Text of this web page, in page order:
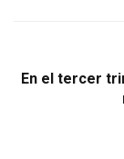
En el tercer